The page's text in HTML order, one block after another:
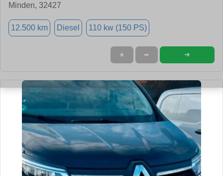
Minden, 32427
12.500 km Diesel 110 kw (150 PS)
★ ➦ ➜